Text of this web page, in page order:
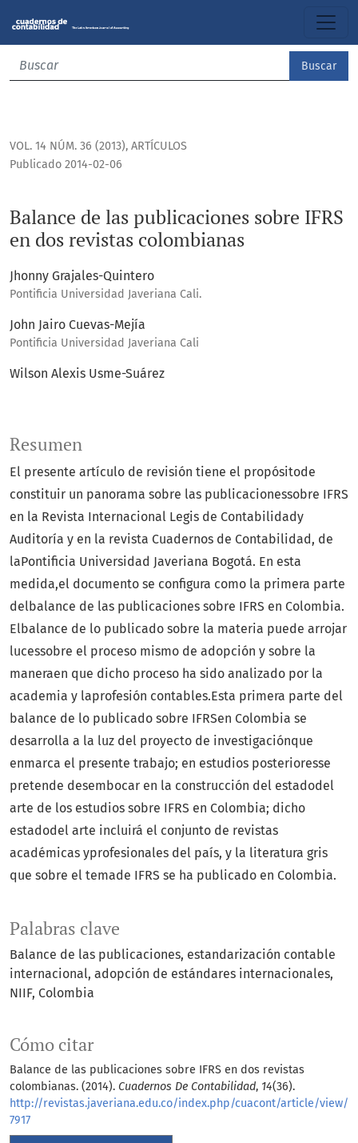
Buscar
VOL. 14 NÚM. 36 (2013), ARTÍCULOS
Balance de las publicaciones sobre IFRS
en dos revistas colombianas
Publicado 2014-02-06
Jhonny Grajales-Quintero
Pontificia Universidad Javeriana Cali.
John Jairo Cuevas-Mejía
Pontificia Universidad Javeriana Cali
Wilson Alexis Usme-Suárez
Palabras clave
Balance de las publicaciones estandarización contable
internacional adopción de estándares internacionales
NIIF Colombia
Cómo citar
Balance de las publicaciones sobre IFRS en dos revistas
colombianas. (2014). Cuadernos De Contabilidad, 14(36).
http://revistas.javeriana.edu.co/index.php/cuacont/article/view/
7917
Resumen
El presente artículo de revisión tiene el propósitode
constituir un panorama sobre las publicacionessobre IFRS
en la Revista Internacional Legis de Contabilidady
Auditoría y en la revista Cuadernos de Contabilidad, de
laPontificia Universidad Javeriana Bogotá. En esta
medida,el documento se configura como la primera parte
delbalance de las publicaciones sobre IFRS en Colombia.
Elbalance de lo publicado sobre la materia puede arrojar
lucessobre el proceso mismo de adopción y sobre la
maneraen que dicho proceso ha sido analizado por la
academia y laprofesión contables.Esta primera parte del
balance de lo publicado sobre IFRSen Colombia se
desarrolla a la luz del proyecto de investigaciónque
enmarca el presente trabajo; en estudios posterioresse
pretende desembocar en la construcción del estadodel
arte de los estudios sobre IFRS en Colombia; dicho
estadodel arte incluirá el conjunto de revistas
académicas yprofesionales del país, y la literatura gris
que sobre el temade IFRS se ha publicado en Colombia.